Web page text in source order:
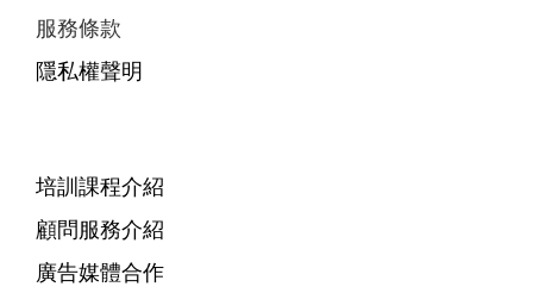
服務條款
隱私權聲明
培訓課程介紹
顧問服務介紹
廣告媒體合作